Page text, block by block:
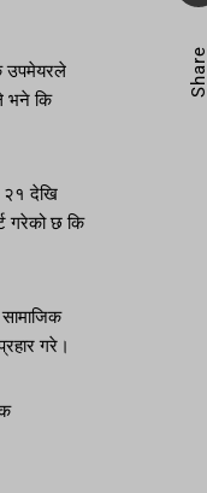
Share
उपमेयरले
भने कि
२१ देखि
गरेको छ कि
गरे।